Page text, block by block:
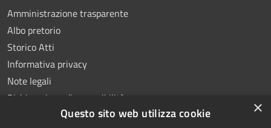
Amministrazione trasparente
Albo pretorio
Storico Atti
Informativa privacy
Note legali
Dichiarazione di accessibilità
×
Questo sito web utilizza cookie